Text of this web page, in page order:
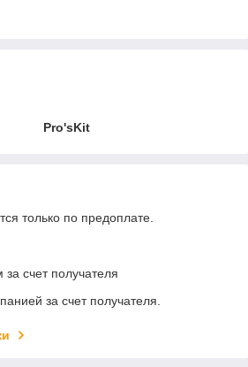
Pro'sKit
только по предоплате.
за счет получателя
за счет получателя.